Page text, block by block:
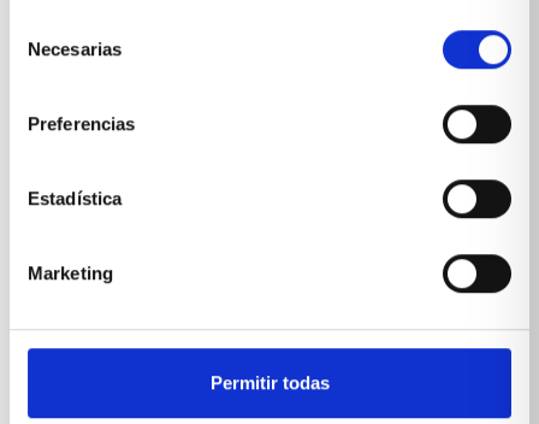
Necesarias
Preferencias
Estadística
Marketing
Permitir todas
política de privacidad